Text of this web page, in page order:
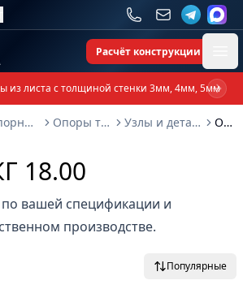
Расчёт конструкции
из листа с толщиной стенки 3мм, 4мм, 5мм
Опорные металлоконструкции и изделия Опоры трубопроводов и металлоконструкции Узлы и детали крепления газопроводов серия 5.905 - 18-05 Опоры УКГ 18.00
18.00
по вашей спецификации и
производстве.
Популярные